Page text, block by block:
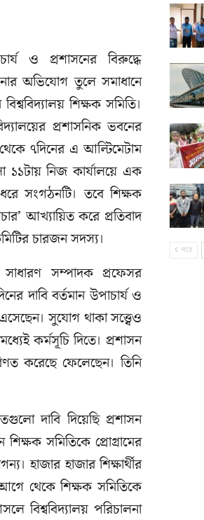
ও প্রশাসনের বিরুদ্ধে
অভিযোগ তুলে সমাধানে
শিক্ষক সমিতি।
প্রশাসনিক ভবনের
৭দিনের এ আল্টিমেটাম
নিজ কার্যালয়ে এক
সংগঠনটি। তবে শিক্ষক
আখ্যায়িত করে প্রতিবাদ
চারজন সদস্য।
সম্পাদক প্রফেসর
দাবি বর্তমান উপাচার্য ও
সুযোগ থাকা সত্ত্বেও
কর্মসূচি দিতে। প্রশাসন
করেছে ফেলেছেন। তিনি
দাবি দিয়েছি প্রশাসন
সমিতিকে প্রোগ্রামের
হাজার হাজার শিক্ষার্থীর
থেকে শিক্ষক সমিতিকে
বিশ্ববিদ্যালয় পরিচালনা
পরে